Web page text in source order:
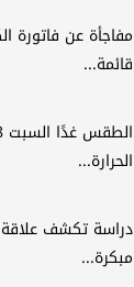
مفاجأة عن فاتورة
قائمة...
الحرارة...
دراسة تكشف علاقة
مبكرة...